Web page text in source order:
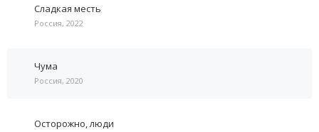
Сладкая месть
Россия, 2022
Чума
Россия, 2020
Осторожно, люди